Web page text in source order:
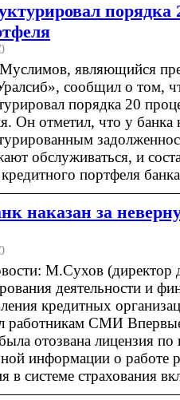
порядка
являющийся
сообщил о том,
порядка 20
Он отметил, что у банка
обслуживаться, и
портфеля
наказан за
М.Сухов (директор
деятельности и
кредитных
работникам СМИ
отозвана лицензия по
информации о работе
в системе страхования